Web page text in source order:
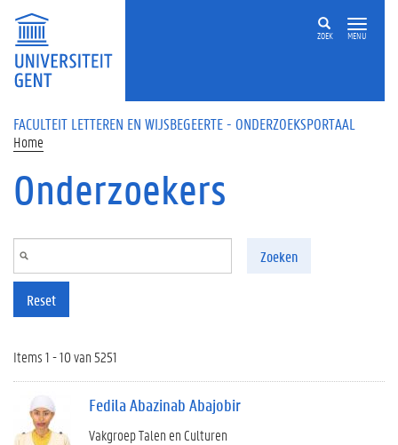
Overslaan en naar de inhoud gaan
ZOEK MENU
FACULTEIT LETTEREN EN WIJSBEGEERTE - ONDERZOEKSPORTAAL
Home
Onderzoekers
Zoeken
Reset
Items 1 - 10 van 5251
Fedila Abazinab Abajobir
Vakgroep Talen en Culturen